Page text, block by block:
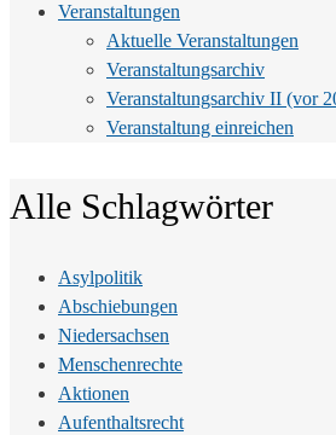
Veranstaltungen
Aktuelle Veranstaltungen
Veranstaltungsarchiv
Veranstaltungsarchiv II (vor
Veranstaltung einreichen
Alle Schlagwörter
Asylpolitik
Abschiebungen
Niedersachsen
Menschenrechte
Aktionen
Aufenthaltsrecht